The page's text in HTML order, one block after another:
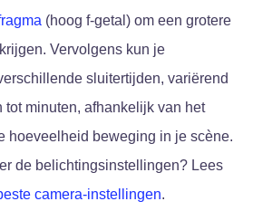
(hoog f-getal) om een grotere
Vervolgens kun je
sluitertijden, variërend
minuten, afhankelijk van het
hoeveelheid beweging in je scène.
de belichtingsinstellingen? Lees
camera-instellingen.